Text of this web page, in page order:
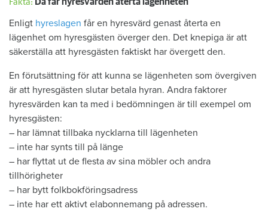
Enligt hyreslagen får en hyresvärd genast återta en
lägenhet om hyresgästen överger den. Det knepiga är att
säkerställa att hyresgästen faktiskt har övergett den.
En förutsättning för att kunna se lägenheten som övergiven
är att hyresgästen slutar betala hyran. Andra faktorer
hyresvärden kan ta med i bedömningen är till exempel om
hyresgästen:
– har lämnat tillbaka nycklarna till lägenheten
– inte har synts till på länge
– har flyttat ut de flesta av sina möbler och andra
tillhörigheter
– har bytt folkbokföringsadress
– inte har ett aktivt elabonnemang på adressen.